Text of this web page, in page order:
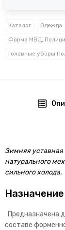
Каталог Одежда
Форма МВД,
Зимняя
натурального
сильного холода.
Назначение
Предназначена
составе